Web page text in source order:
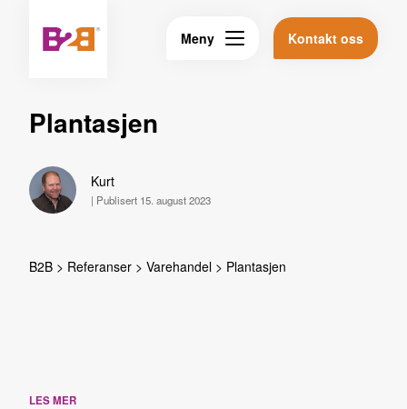
Meny Kontakt oss
Plantasjen
Kurt
| Publisert 15. august 2023
B2B > Referanser > Varehandel > Plantasjen
LES MER